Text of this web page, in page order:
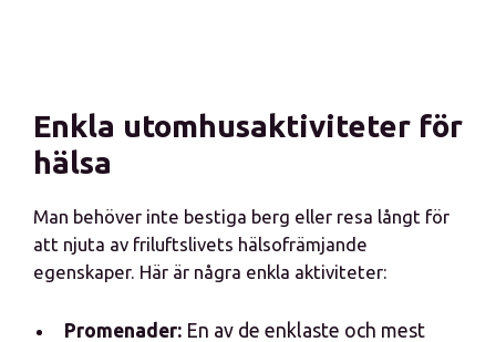
Enkla utomhusaktiviteter för
hälsa
Man behöver inte bestiga berg eller resa långt för
att njuta av friluftslivets hälsofrämjande
egenskaper. Här är några enkla aktiviteter:
Promenader: En av de enklaste och mest